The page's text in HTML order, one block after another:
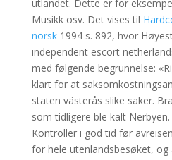
utlandet. Dette er for
Musikk osv. Det vises til
norsk1994 s. 892, hvor
independent escort
med følgende begrunnelse:
klart for at
staten västerås slike saker.
som tidligere ble kalt
Kontroller i god tid før
for hele utenlandsbesøket, og